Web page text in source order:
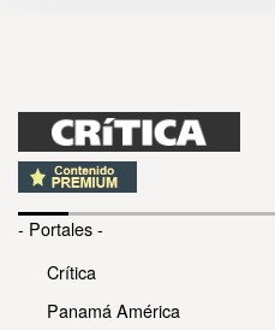
- Portales -
Crítica
Panamá América